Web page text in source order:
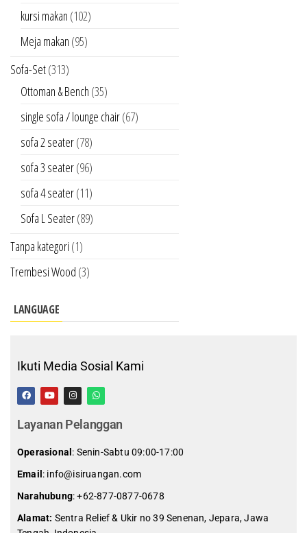
kursi makan (102)
Meja makan (95)
Sofa-Set(313)
Ottoman & Bench (35)
single sofa / lounge chair(67)
sofa 2 seater(78)
sofa 3 seater(96)
sofa 4 seater(11)
Sofa L Seater(89)
Tanpa kategori (1)
Trembesi Wood (3)
LANGUAGE
Ikuti Media Sosial Kami
Layanan Pelanggan
Operasional : Senin-Sabtu 09:00-17:00
Email : info@isiruangan.com
Narahubung:+62-877-0877-0678
Alamat: Sentra Relief & Ukir no 39 Senenan, Jepara, Jawa